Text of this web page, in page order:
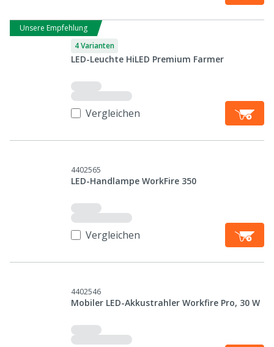
Unsere Empfehlung
4 Varianten
LED-Leuchte HiLED Premium Farmer
Vergleichen
4402565
LED-Handlampe WorkFire 350
Vergleichen
4402546
Mobiler LED-Akkustrahler Workfire Pro, 30 W